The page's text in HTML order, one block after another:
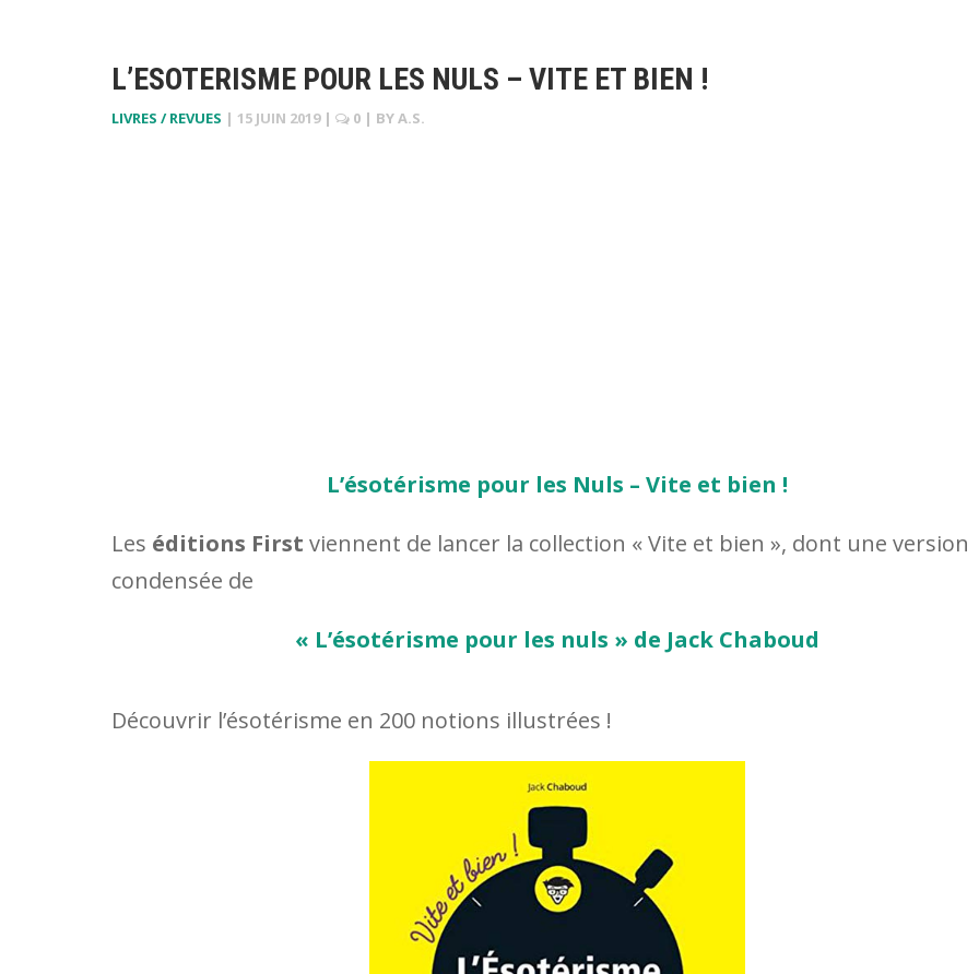
L’ESOTERISME POUR LES NULS – VITE ET BIEN !
LIVRES / REVUES | 15 JUIN 2019 | 0 | BYA.S.
L’ésotérisme pour les Nuls – Vite et bien !
Les éditions First viennent de lancer la collection « Vite et bien », dont une version
condensée de
« L’ésotérisme pour les nuls » de Jack Chaboud
Découvrir l’ésotérisme en 200 notions illustrées !